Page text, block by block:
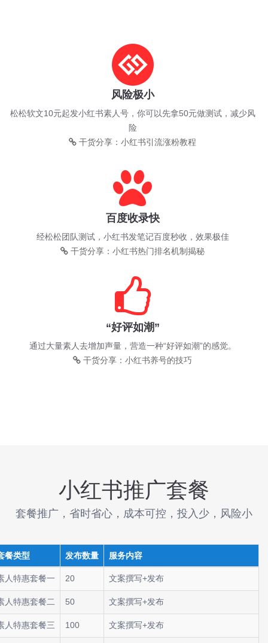
风险极小
松松软文10元起发小红书素人号，你可以先拿50元做测试，减少风
险
干货分享：小红书引流涨粉教程
百度收录快
经松松团队测试，小红书发笔记百度秒收，效果极佳
干货分享：小红书热门排名机制揭秘
“好评如潮”
通过大量素人去增加声量，营造一种“好评如潮”的感觉。
干货分享：小红书养号的技巧
小红书推广套餐
套餐推广，省时省心，成本可控，投入少，风险小
餐类型 发布数量 服务内容
人特惠套餐一 20 文案撰写+发布
人特惠套餐二 50 文案撰写+发布
人特惠套餐三 100 文案撰写+发布